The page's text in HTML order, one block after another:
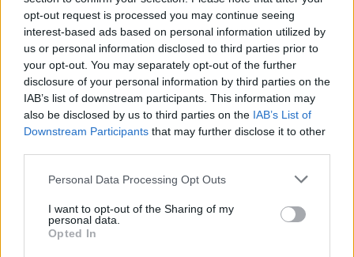
opt-out request is processed you may continue seeing
interest-based ads based on personal information utilized by
us or personal information disclosed to third parties prior to
your opt-out. You may separately opt-out of the further
disclosure of your personal information by third parties on the
IAB’s list of downstream participants. This information may
also be disclosed by us to third parties on the IAB’s List of
Downstream Participants that may further disclose it to other
Please note that this website/app uses one or more Google
not limited to your visit or usage behaviour. You may click to
grant or deny consent to Google and its third-party tags to
use your data for below specified purposes in below Google
Personal Data Processing Opt Outs
I want to opt-out of the Sharing of my
personal data.
Opted In
Se også:Direkte fra covid til kanontid og NM-
sølv på 10 km
Saken fortsetter under
IVER TILDHEIM ANDERSEN godt fornøyd med 1,08 og
2.plass på halvmaraton i Oslo. Foto: KJELL-ERIK
Flere langrennsstjerner til sykling